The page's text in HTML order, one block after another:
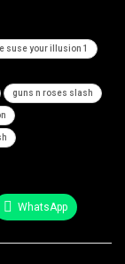
suse your illusion 1
guns n roses slash
WhatsApp